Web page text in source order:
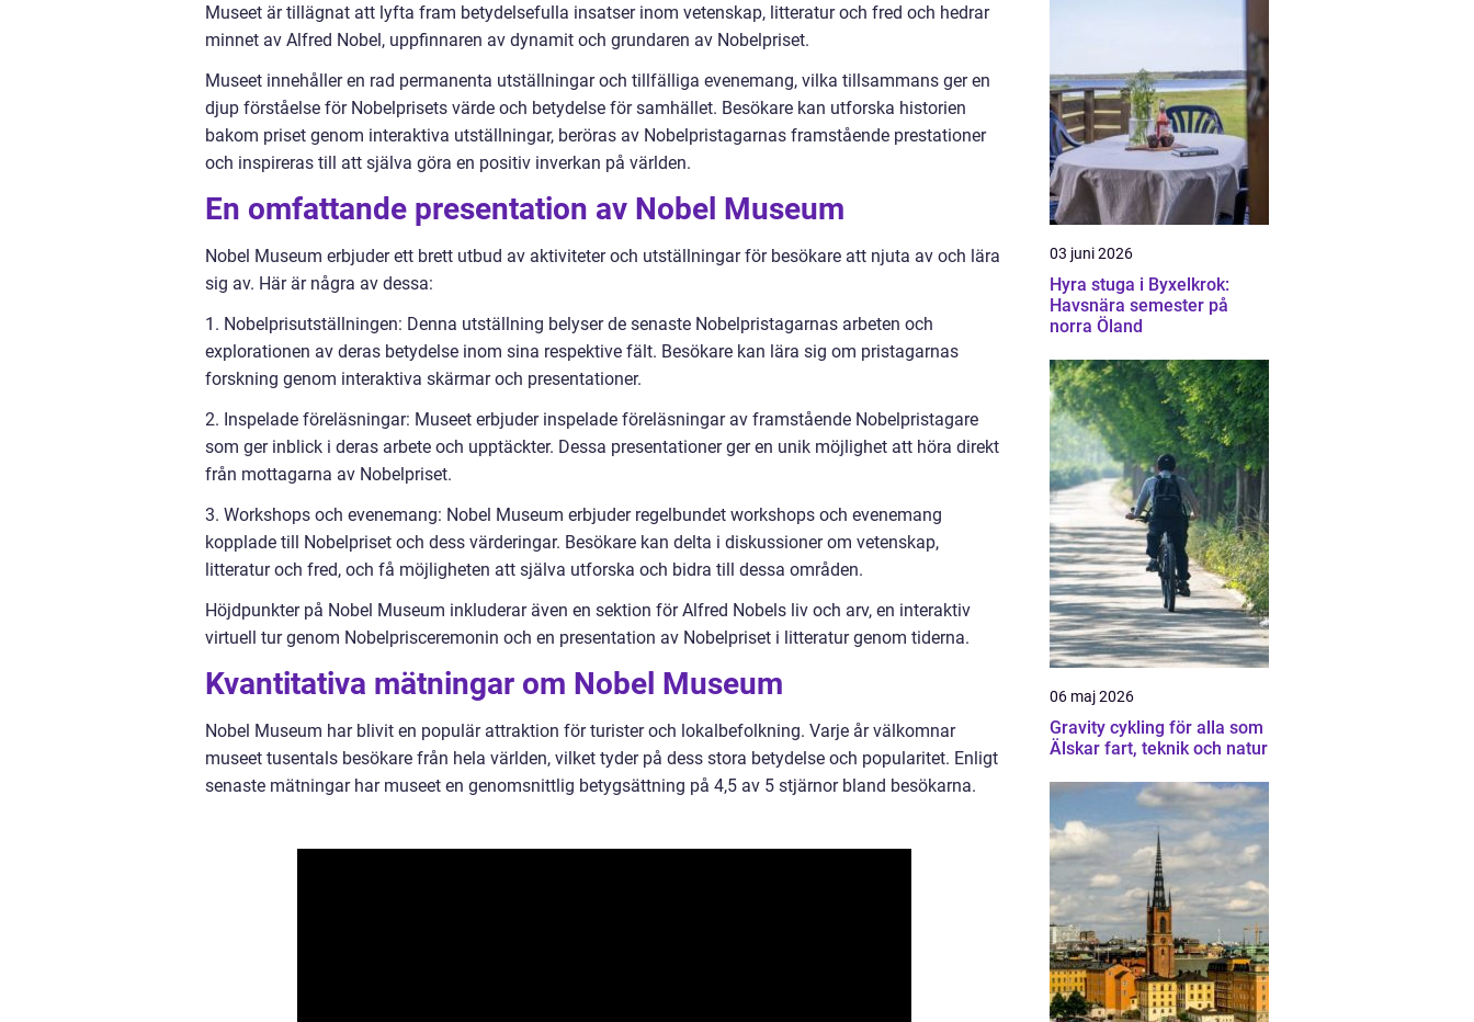
Museet är tillägnat att lyfta fram betydelsefulla insatser inom vetenskap, litteratur och fred och hedrar
minnet av Alfred Nobel, uppfinnaren av dynamit och grundaren av Nobelpriset.
Museet innehåller en rad permanenta utställningar och tillfälliga evenemang, vilka tillsammans ger en
djup förståelse för Nobelprisets värde och betydelse för samhället. Besökare kan utforska historien
bakom priset genom interaktiva utställningar, beröras av Nobelpristagarnas framstående prestationer
och inspireras till att själva göra en positiv inverkan på världen.
En omfattande presentation av Nobel Museum
Nobel Museum erbjuder ett brett utbud av aktiviteter och utställningar för besökare att njuta av och lära
sig av. Här är några av dessa:
1. Nobelprisutställningen: Denna utställning belyser de senaste Nobelpristagarnas arbeten och
explorationen av deras betydelse inom sina respektive fält. Besökare kan lära sig om pristagarnas
forskning genom interaktiva skärmar och presentationer.
2. Inspelade föreläsningar: Museet erbjuder inspelade föreläsningar av framstående Nobelpristagare
som ger inblick i deras arbete och upptäckter. Dessa presentationer ger en unik möjlighet att höra direkt
från mottagarna av Nobelpriset.
3. Workshops och evenemang: Nobel Museum erbjuder regelbundet workshops och evenemang
kopplade till Nobelpriset och dess värderingar. Besökare kan delta i diskussioner om vetenskap,
litteratur och fred, och få möjligheten att själva utforska och bidra till dessa områden.
Höjdpunkter på Nobel Museum inkluderar även en sektion för Alfred Nobels liv och arv, en interaktiv
virtuell tur genom Nobelprisceremonin och en presentation av Nobelpriset i litteratur genom tiderna.
Kvantitativa mätningar om Nobel Museum
Nobel Museum har blivit en populär attraktion för turister och lokalbefolkning. Varje år välkomnar
museet tusentals besökare från hela världen, vilket tyder på dess stora betydelse och popularitet. Enligt
senaste mätningar har museet en genomsnittlig betygsättning på 4,5 av 5 stjärnor bland besökarna.
03 juni 2026
Hyra stuga i Byxelkrok:
Havsnära semester på
norra Öland
06 maj 2026
Gravity cykling för alla som
Älskar fart, teknik och natur